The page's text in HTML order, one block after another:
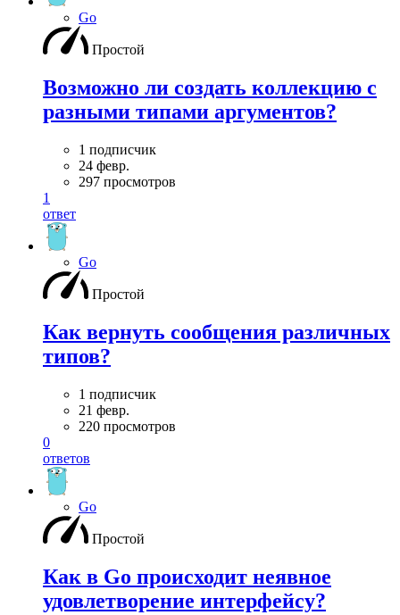
Go
Простой
Возможно ли создать коллекцию с
разными типами аргументов?
1 подписчик
24 февр.
297 просмотров
1
ответ
Go
Простой
Как вернуть сообщения различных
типов?
1 подписчик
21 февр.
220 просмотров
0
ответов
Go
Простой
Как в Go происходит неявное
удовлетворение интерфейсу?